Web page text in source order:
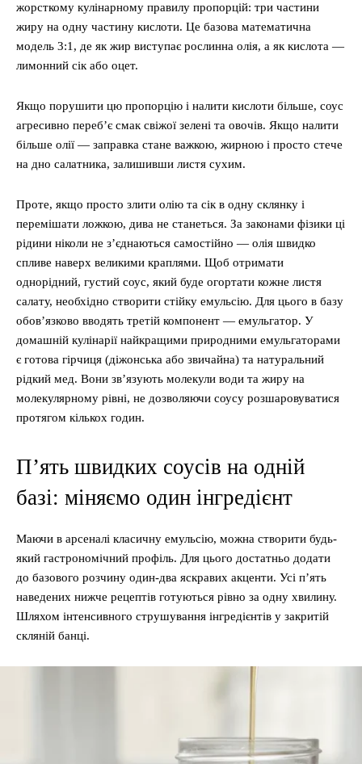
жорсткому кулінарному правилу пропорцій: три частини
жиру на одну частину кислоти. Це базова математична
модель 3:1, де як жир виступає рослинна олія, а як кислота —
лимонний сік або оцет.
Якщо порушити цю пропорцію і налити кислоти більше, соус
агресивно переб’є смак свіжої зелені та овочів. Якщо налити
більше олії — заправка стане важкою, жирною і просто стече
на дно салатника, залишивши листя сухим.
Проте, якщо просто злити олію та сік в одну склянку і
перемішати ложкою, дива не станеться. За законами фізики ці
рідини ніколи не з’єднаються самостійно — олія швидко
спливе наверх великими краплями. Щоб отримати
однорідний, густий соус, який буде огортати кожне листя
салату, необхідно створити стійку емульсію. Для цього в базу
обов’язково вводять третій компонент — емульгатор. У
домашній кулінарії найкращими природними емульгаторами
є готова гірчиця (діжонська або звичайна) та натуральний
рідкий мед. Вони зв’язують молекули води та жиру на
молекулярному рівні, не дозволяючи соусу розшаровуватися
протягом кількох годин.
П’ять швидких соусів на одній
базі: міняємо один інгредієнт
Маючи в арсеналі класичну емульсію, можна створити будь-
який гастрономічний профіль. Для цього достатньо додати
до базового розчину один-два яскравих акценти. Усі п’ять
наведених нижче рецептів готуються рівно за одну хвилину.
Шляхом інтенсивного струшування інгредієнтів у закритій
скляній банці.